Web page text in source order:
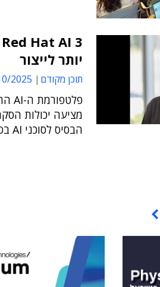
יותר לייצור
תוכן מקודם 10:00
הבסיס לסוכני AI בסקייל